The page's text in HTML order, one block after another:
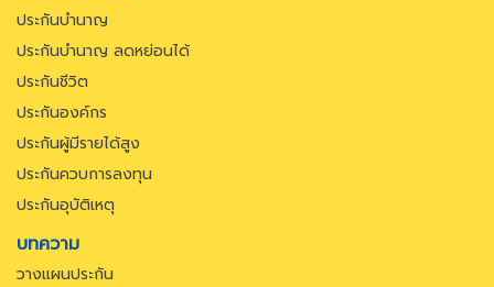
ประกันบำนาญ
ประกันบำนาญ ลดหย่อนได้
ประกันชีวิต
ประกันองค์กร
ประกันผู้มีรายได้สูง
ประกันควบการลงทุน
ประกันอุบัติเหตุ
บทความ
วางแผนประกัน